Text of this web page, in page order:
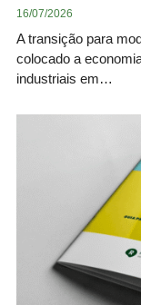
16/07/2026
A transição para
colocado a
industriais em…